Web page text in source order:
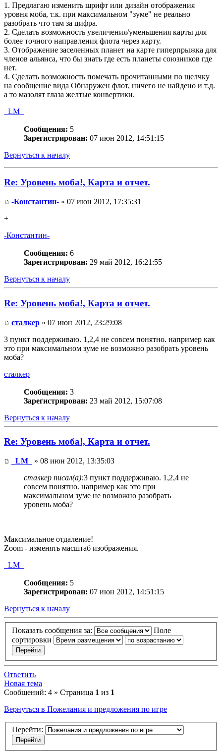
1. Предлагаю изменить шрифт или дизайн отображения
уровня моба, т.к. при максимальном "зуме" не реально
разобрать что там за цифра.
2. Сделать возможность увеличения/уменьшения карты для
более точного направления флота через карту.
3. Отображение заселенных планет на карте гиперпрыжка для
членов альянса, что бы знать где есть планеты союзников где
нет.
4. Сделать возможность помечать прочитанными по щелчку
на сообщение вида Обнаружен флот, ничего не найдено и т.д.
а то мазолят глаза желтые конвертики.
_LM_
Сообщения: 5
Зарегистрирован: 07 июн 2012, 14:51:15
Вернуться к началу
Re: Уровень моба!, Карта и отчет.
-Константин- » 07 июн 2012, 17:35:31
+
-Константин-
Сообщения: 6
Зарегистрирован: 29 май 2012, 16:21:55
Вернуться к началу
Re: Уровень моба!, Карта и отчет.
сталкер » 07 июн 2012, 23:29:08
3 пункт поддерживаю. 1,2,4 не совсем понятно. например как
это при максимальном зуме не возможно разобрать уровень
моба?
сталкер
Сообщения: 3
Зарегистрирован: 23 май 2012, 15:07:08
Вернуться к началу
Re: Уровень моба!, Карта и отчет.
_LM_
» 08 июн 2012, 13:35:03
сталкер писал(а):3 пункт поддерживаю. 1,2,4 не
совсем понятно. например как это при
максимальном зуме не возможно разобрать
уровень моба?
Максимальное отдаление!
Zoom - изменять масштаб изображения.
_LM_
Сообщения: 5
Зарегистрирован: 07 июн 2012, 14:51:15
Вернуться к началу
Показать сообщения за:
Поле
сортировки
Ответить
Новая тема
Сообщений: 4 » Страница 1 из 1
Вернуться в Пожелания и предложения по игре
Перейти: